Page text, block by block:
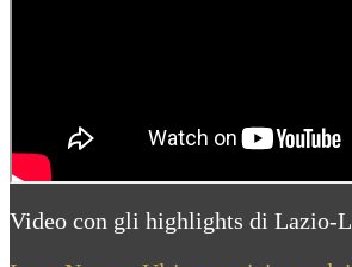
Video con gli highlights di Lazio-